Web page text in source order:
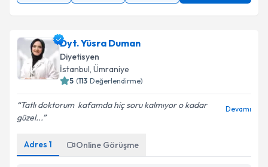
Dyt. Yüsra Duman
Diyetisyen
İstanbul, Ümraniye
5 (113 Değerlendirme)
Tatlı doktorum ️ kafamda hiç soru kalmıyor o kadar
güzel...
Devamı
Adres 1 Online Görüşme